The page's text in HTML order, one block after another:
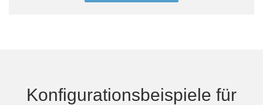
Konfigurationsbeispiele für